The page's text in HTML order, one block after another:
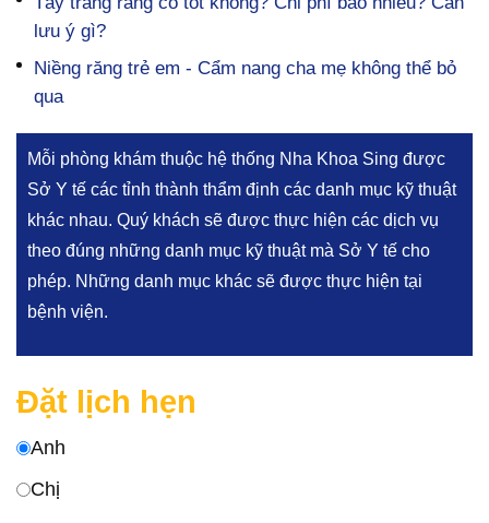
lưu ý gì?
Niềng răng trẻ em - Cẩm nang cha mẹ không thể bỏ
qua
Mỗi phòng khám thuộc hệ thống Nha Khoa Sing được
Sở Y tế các tỉnh thành thẩm định các danh mục kỹ thuật
khác nhau. Quý khách sẽ được thực hiện các dịch vụ
theo đúng những danh mục kỹ thuật mà Sở Y tế cho
phép. Những danh mục khác sẽ được thực hiện tại
bệnh viện.
Đặt lịch hẹn
Anh
Chị